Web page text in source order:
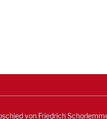
von Friedrich